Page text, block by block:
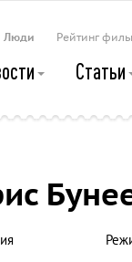
Люди Рейтинг
Статьи